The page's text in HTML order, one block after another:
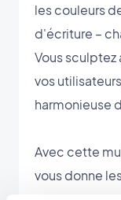
les couleurs
d'écriture –
Vous sculptez
vos
harmonieuse
Avec cette
vous donne